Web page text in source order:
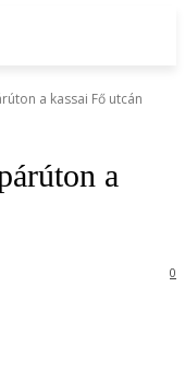
a kassai Fő utcán
a
0